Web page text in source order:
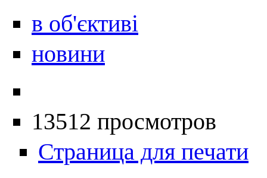
в об'єктиві
новини
13512 просмотров
Страница для печати